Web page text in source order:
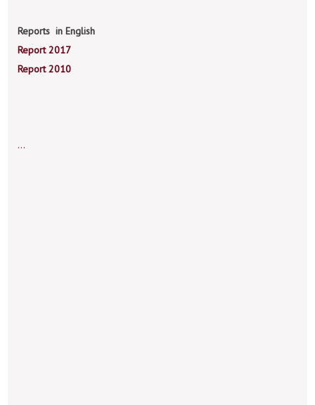
Reports in English
Report 2017
Report 2010
...